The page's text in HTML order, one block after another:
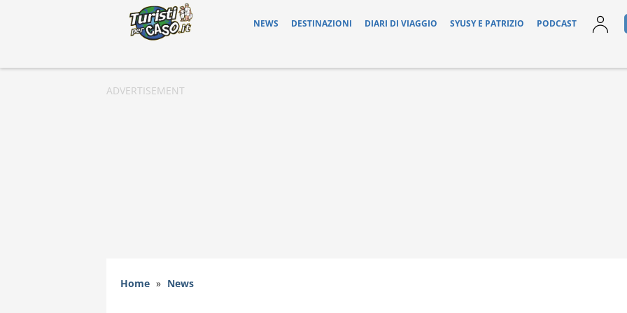
NEWS DESTINAZIONI DIARI DI VIAGGIO SYUSY E PATRIZIO PODCAST
Home » News